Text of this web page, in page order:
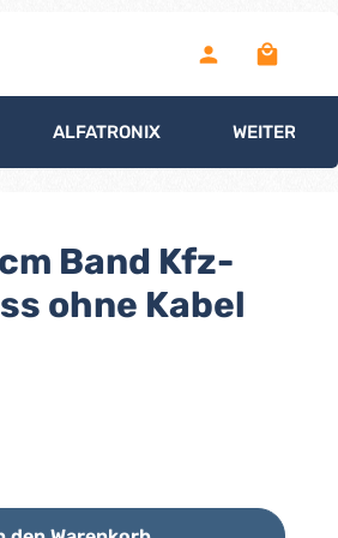
ALFATRONIX WEITERE
Band Kfz-
ohne Kabel
Wert ein oder